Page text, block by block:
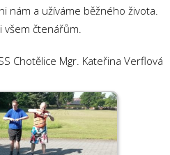
nám a užíváme běžného života.
všem čtenářům.
Chotělice Mgr. Kateřina Verflová